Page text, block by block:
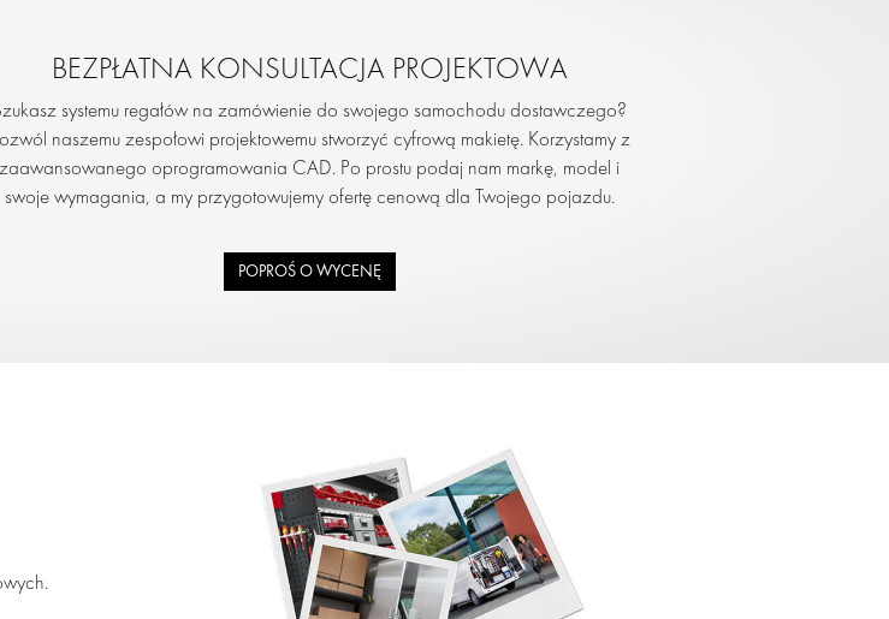
BEZPŁATNA KONSULTACJA PROJEKTOWA
systemu regałów na zamówienie do swojego samochodu dostawczego?
naszemu zespołowi projektowemu stworzyć cyfrową makietę. Korzystamy z
zaawansowanego oprogramowania CAD. Po prostu podaj nam markę, model i
swoje wymagania, a my przygotowujemy ofertę cenową dla Twojego pojazdu.
POPROŚ O WYCENĘ